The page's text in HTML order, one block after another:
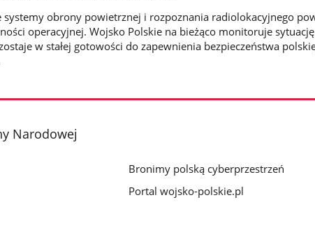
obrony powietrznej i rozpoznania radiolokacyjnego
operacyjnej. Wojsko Polskie na bieżąco monitoruje
w stałej gotowości do zapewnienia bezpieczeństwa
Narodowej
Bronimy polską cyberprzestrzeń
Portal wojsko-polskie.pl